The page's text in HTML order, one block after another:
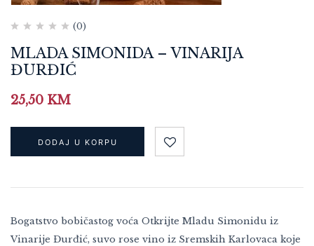
(0)
MLADA SIMONIDA – VINARIJA
ĐURĐIĆ
25,50 KM
DODAJ U KORPU
Bogatstvo bobičastog voća Otkrijte Mladu Simonidu iz
Vinarije Đurđić, suvo rose vino iz Sremskih Karlovaca koje